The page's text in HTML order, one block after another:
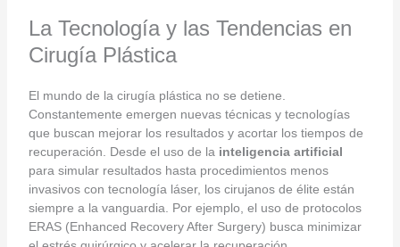
La Tecnología y las Tendencias en
Cirugía Plástica
El mundo de la cirugía plástica no se detiene.
Constantemente emergen nuevas técnicas y tecnologías
que buscan mejorar los resultados y acortar los tiempos de
recuperación. Desde el uso de la inteligencia artificial
para simular resultados hasta procedimientos menos
invasivos con tecnología láser, los cirujanos de élite están
siempre a la vanguardia. Por ejemplo, el uso de protocolos
ERAS (Enhanced Recovery After Surgery) busca minimizar